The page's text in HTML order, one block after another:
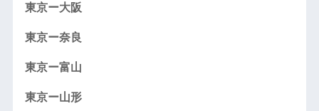
東京ー大阪
東京ー奈良
東京ー富山
東京ー山形